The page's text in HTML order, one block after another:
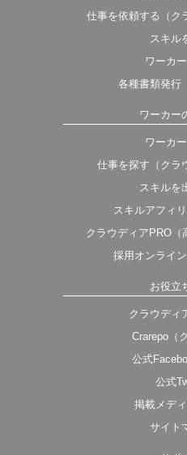
仕事を依頼する（ク
スキル
ワーカ
各種書類発行
ワーカー
ワーカ
仕事を探す（クラ
スキルを
スキルアフィ
クラウディアPRO（
採用オンライ
お役立
クラウディ
Crarepo（
公式
公式
掲載メデ
サイト